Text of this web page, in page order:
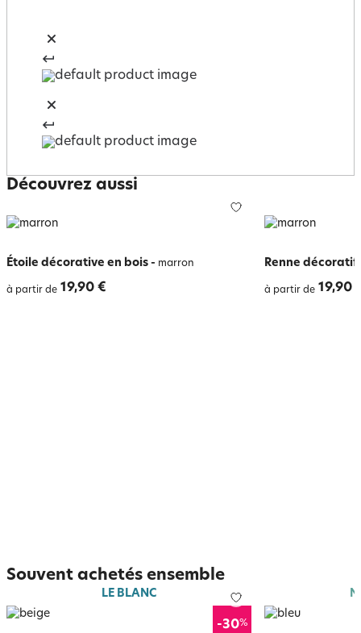
Découvrez aussi
Étoile décorative en bois - marron
à partir de 19,90 €
Renne décoratif
à partir de 19,90
Souvent achetés ensemble
LE BLANC
-30%